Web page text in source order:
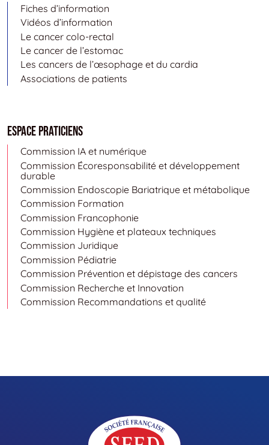
Fiches d’information
Vidéos d’information
Le cancer colo-rectal
Le cancer de l’estomac
Les cancers de l’œsophage et du cardia
Associations de patients
Espace Praticiens
Commission IA et numérique
Commission Écoresponsabilité et développement
durable
Commission Endoscopie Bariatrique et métabolique
Commission Formation
Commission Francophonie
Commission Hygiène et plateaux techniques
Commission Juridique
Commission Pédiatrie
Commission Prévention et dépistage des cancers
Commission Recherche et Innovation
Commission Recommandations et qualité